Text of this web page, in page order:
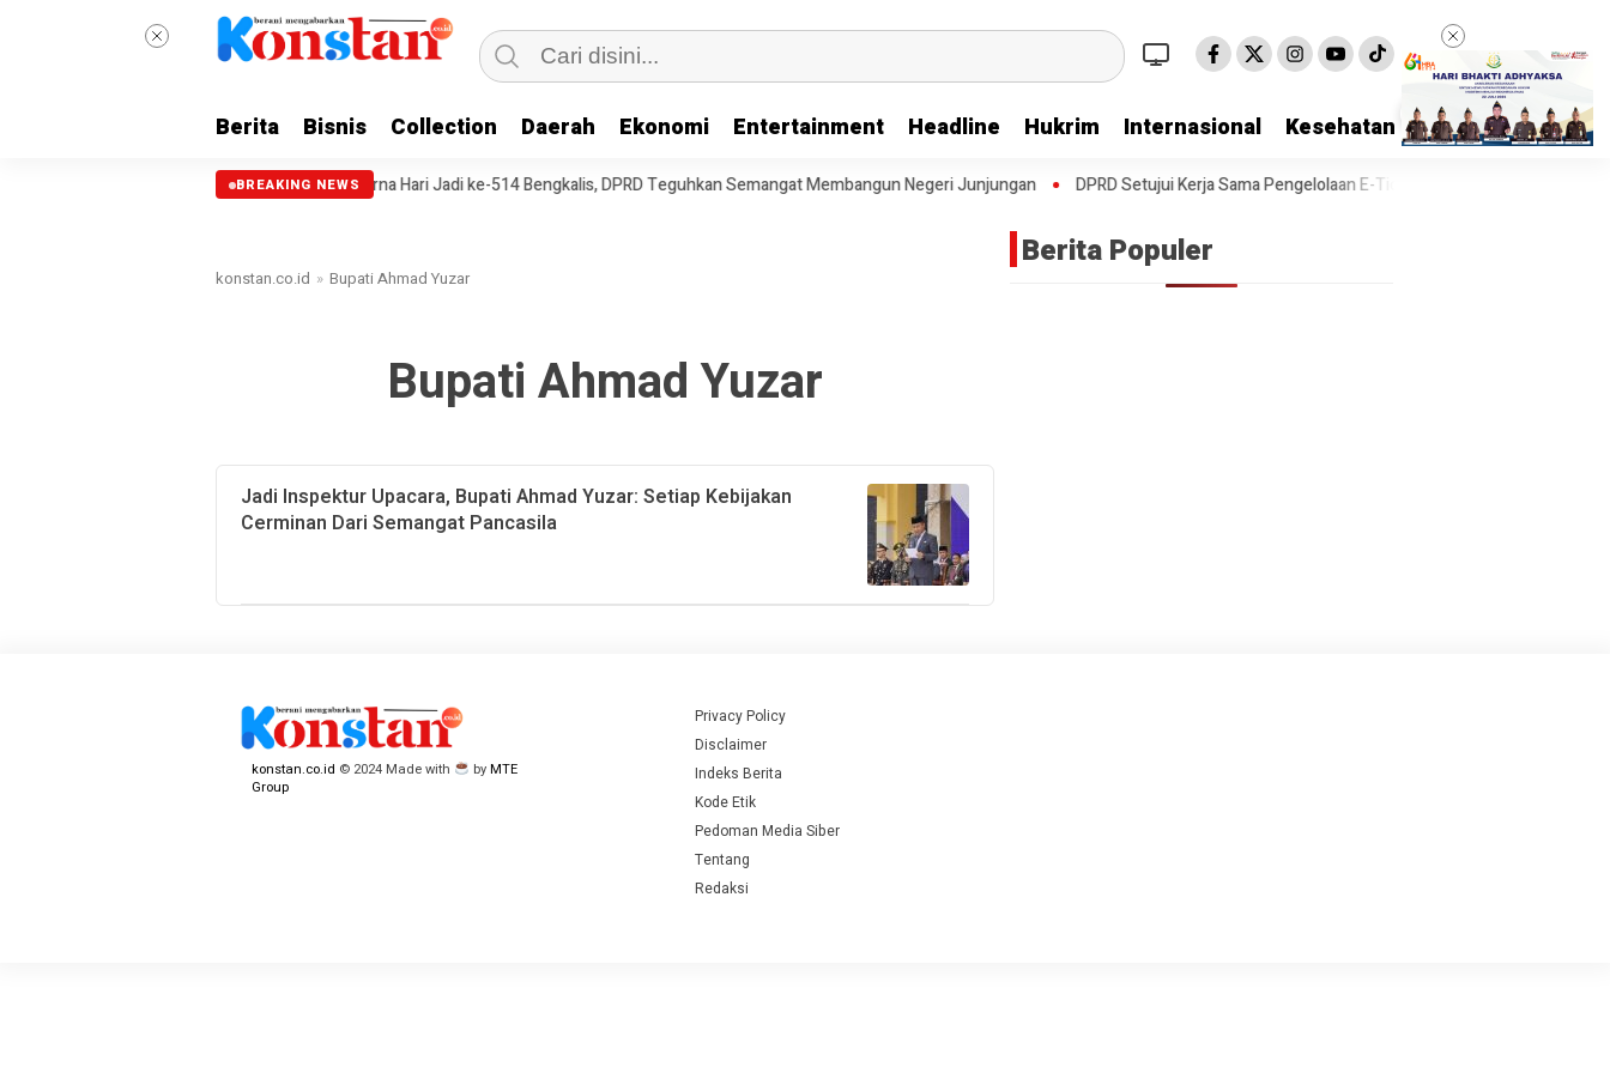
Berita Bisnis Collection Daerah Ekonomi Entertainment Headline Hukrim Internasional Kesehatan Kriminal
BREAKING NEWS
Kesehatan Dokter Internsip Paripurna Hari Jadi ke-514 Bengkalis, DPRD Teguhkan Semangat Membangun Negeri Junjungan DPRD Setujui Kerja Sama Pengelolaan E-Ticketing Ro-Ro Air Putih–Sungai
konstan.co.id » Bupati Ahmad Yuzar
Bupati Ahmad Yuzar
Jadi Inspektur Upacara, Bupati Ahmad Yuzar: Setiap Kebijakan
Cerminan Dari Semangat Pancasila
Berita Populer
konstan.co.id © 2024 Made with byMTE
Group
Privacy Policy
Disclaimer
Indeks Berita
Kode Etik
Pedoman Media Siber
Tentang
Redaksi